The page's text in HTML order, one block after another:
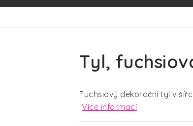
Tyl,
Fuchsiový dekorační tyl v
Více informací